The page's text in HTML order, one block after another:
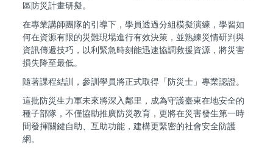
區防災計畫研擬。
在專業講師團隊的引導下，學員透過分組模擬演練，學習如
何在資源有限的災難現場進行有效決策，並熟練災情研判與
資訊傳遞技巧，以利緊急時刻能迅速協調救援資源，將災害
損失降至最低。
隨著課程結訓，參訓學員將正式取得「防災士」專業認證。
這批防災生力軍未來將深入鄰里，成為守護臺東在地安全的
種子部隊，不僅協助推廣防災教育，更將在災害發生第一時
間發揮關鍵自助、互助功能，建構更緊密的社會安全防護
網。